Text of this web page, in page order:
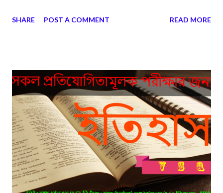
ব্যবচ্ছেদকারী চিকিৎসক ছিলেন মধুসূদন গুপ্ত।
SHARE POST A COMMENT READ MORE